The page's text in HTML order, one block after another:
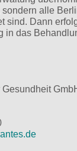
sondern alle
sind. Dann
in das